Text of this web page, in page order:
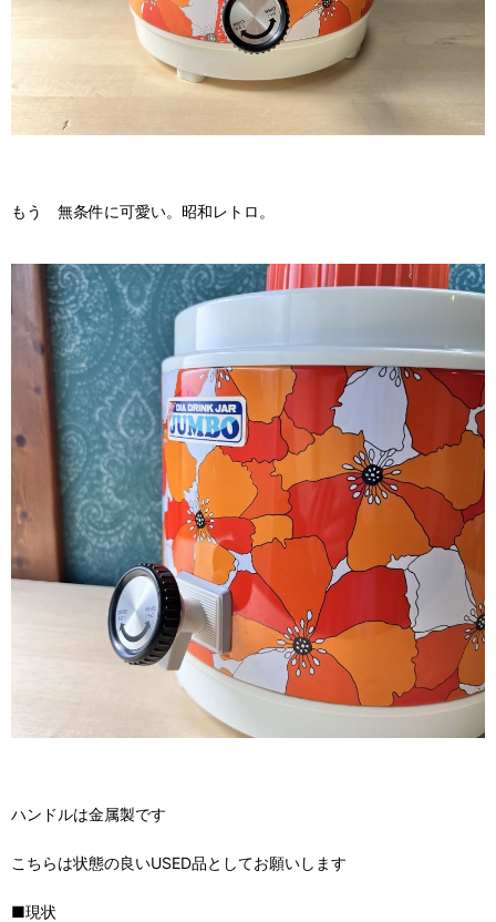
もう 無条件に可愛い。昭和レトロ。
ハンドルは金属製です
こちらは状態の良いUSED品としてお願いします
■現状